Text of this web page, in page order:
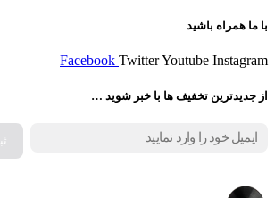
با ما همراه باشید
Facebook TwitterYoutube Instagram
از جدیدترین تخفیف ها با خبر شوید …